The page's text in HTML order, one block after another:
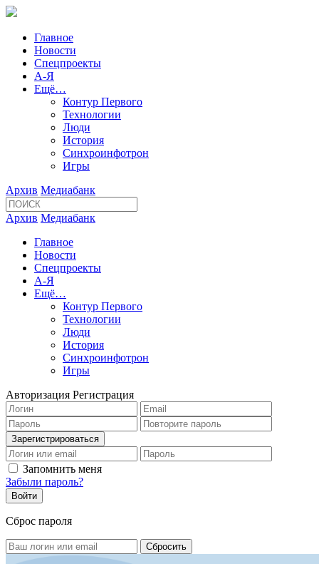
Главное
Новости
Спецпроекты
А-Я
Ещё…
Контур Первого
Технологии
Люди
История
Синхроинфотрон
Игры
Архив Медиабанк
Архив Медиабанк
Главное
Новости
Спецпроекты
А-Я
Ещё…
Контур Первого
Технологии
Люди
История
Синхроинфотрон
Игры
Авторизация Регистрация
Запомнить меня
Забыли пароль?
Сброс пароля